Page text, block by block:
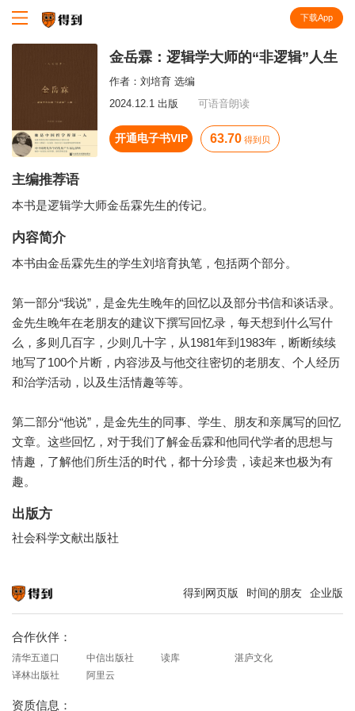
下载App
金岳霖：逻辑学大师的“非逻辑”人生
作者： 刘培育 选编
2024.12.1 出版
可语音朗读
开通电子书VIP 63.70 得到贝
主编推荐语
本书是逻辑学大师金岳霖先生的传记。
内容简介
本书由金岳霖先生的学生刘培育执笔，包括两个部分。
第一部分“我说”，是金先生晚年的回忆以及部分书信和谈话录。
金先生晚年在老朋友的建议下撰写回忆录，每天想到什么写什
么，多则几百字，少则几十字，从1981年到1983年，断断续续
地写了100个片断，内容涉及与他交往密切的老朋友、个人经历
和治学活动，以及生活情趣等等。
第二部分“他说”，是金先生的同事、学生、朋友和亲属写的回忆
文章。这些回忆，对于我们了解金岳霖和他同代学者的思想与
情趣，了解他们所生活的时代，都十分珍贵，读起来也极为有
趣。
出版方
社会科学文献出版社
得到网页版 时间的朋友 企业版
合作伙伴：
清华五道口 中信出版社 读库
湛庐文化
译林出版社
阿里云
资质信息：